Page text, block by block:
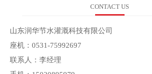
CONTACT US
山东润华节水灌溉科技有限公司
座机：0531-75992697
联系人：李经理